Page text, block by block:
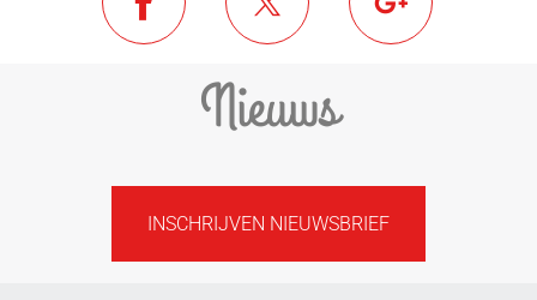
Nieuws
INSCHRIJVEN NIEUWSBRIEF